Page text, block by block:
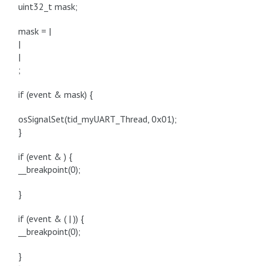
uint32_t mask;
mask = |
|
|
;
if (event & mask) {
osSignalSet(tid_myUART_Thread, 0x01);
}
if (event & ) {
__breakpoint(0);
}
if (event & ( | )) {
__breakpoint(0);
}